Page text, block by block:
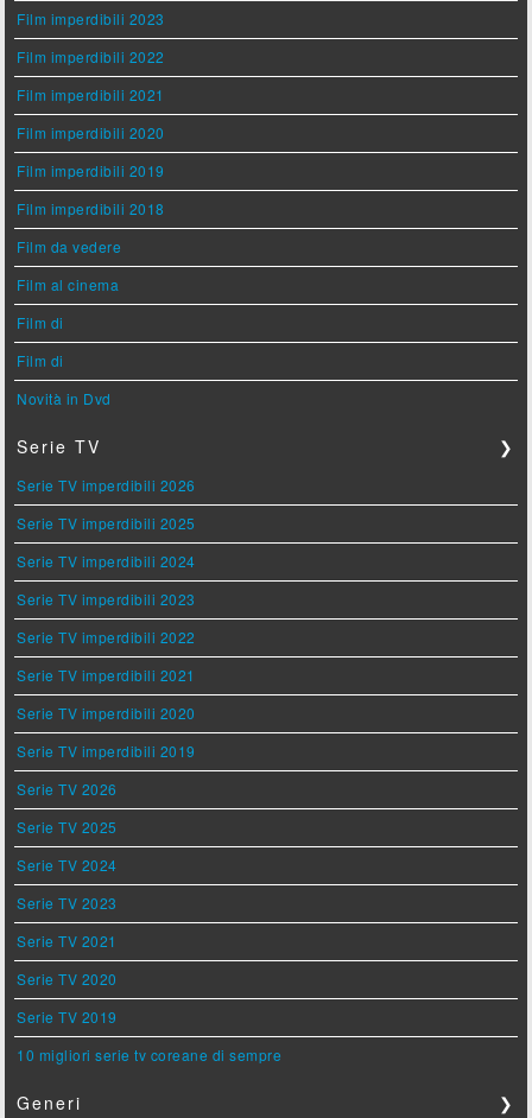
Film imperdibili 2023
Film imperdibili 2022
Film imperdibili 2021
Film imperdibili 2020
Film imperdibili 2019
Film imperdibili 2018
Film da vedere
Film al cinema
Film di
Film di
Novità in Dvd
Serie TV ❯
Serie TV imperdibili 2026
Serie TV imperdibili 2025
Serie TV imperdibili 2024
Serie TV imperdibili 2023
Serie TV imperdibili 2022
Serie TV imperdibili 2021
Serie TV imperdibili 2020
Serie TV imperdibili 2019
Serie TV 2026
Serie TV 2025
Serie TV 2024
Serie TV 2023
Serie TV 2021
Serie TV 2020
Serie TV 2019
10 migliori serie tv coreane di sempre
Generi ❯